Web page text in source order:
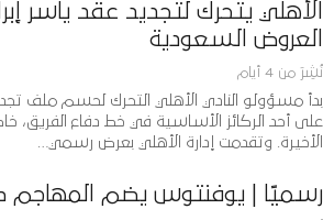
الأهلي يتحرك لتجديد عقد ياسر
العروض السعودية
نُشِرَ من 4 أيام
بدأ مسؤولو النادي الأهلي التحرك لحسم ملف
على أحد الركائز الأساسية في خط دفاع الفريق،
الأخيرة. وتقدمت إدارة الأهلي بعرض رسمي…
رسميًا | يوفنتوس يضم المهاجم